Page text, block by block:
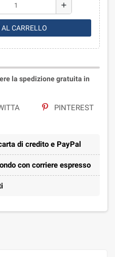
add
CARRELLO
la spedizione gratuita in
PINTEREST
di credito e PayPal
con corriere espresso